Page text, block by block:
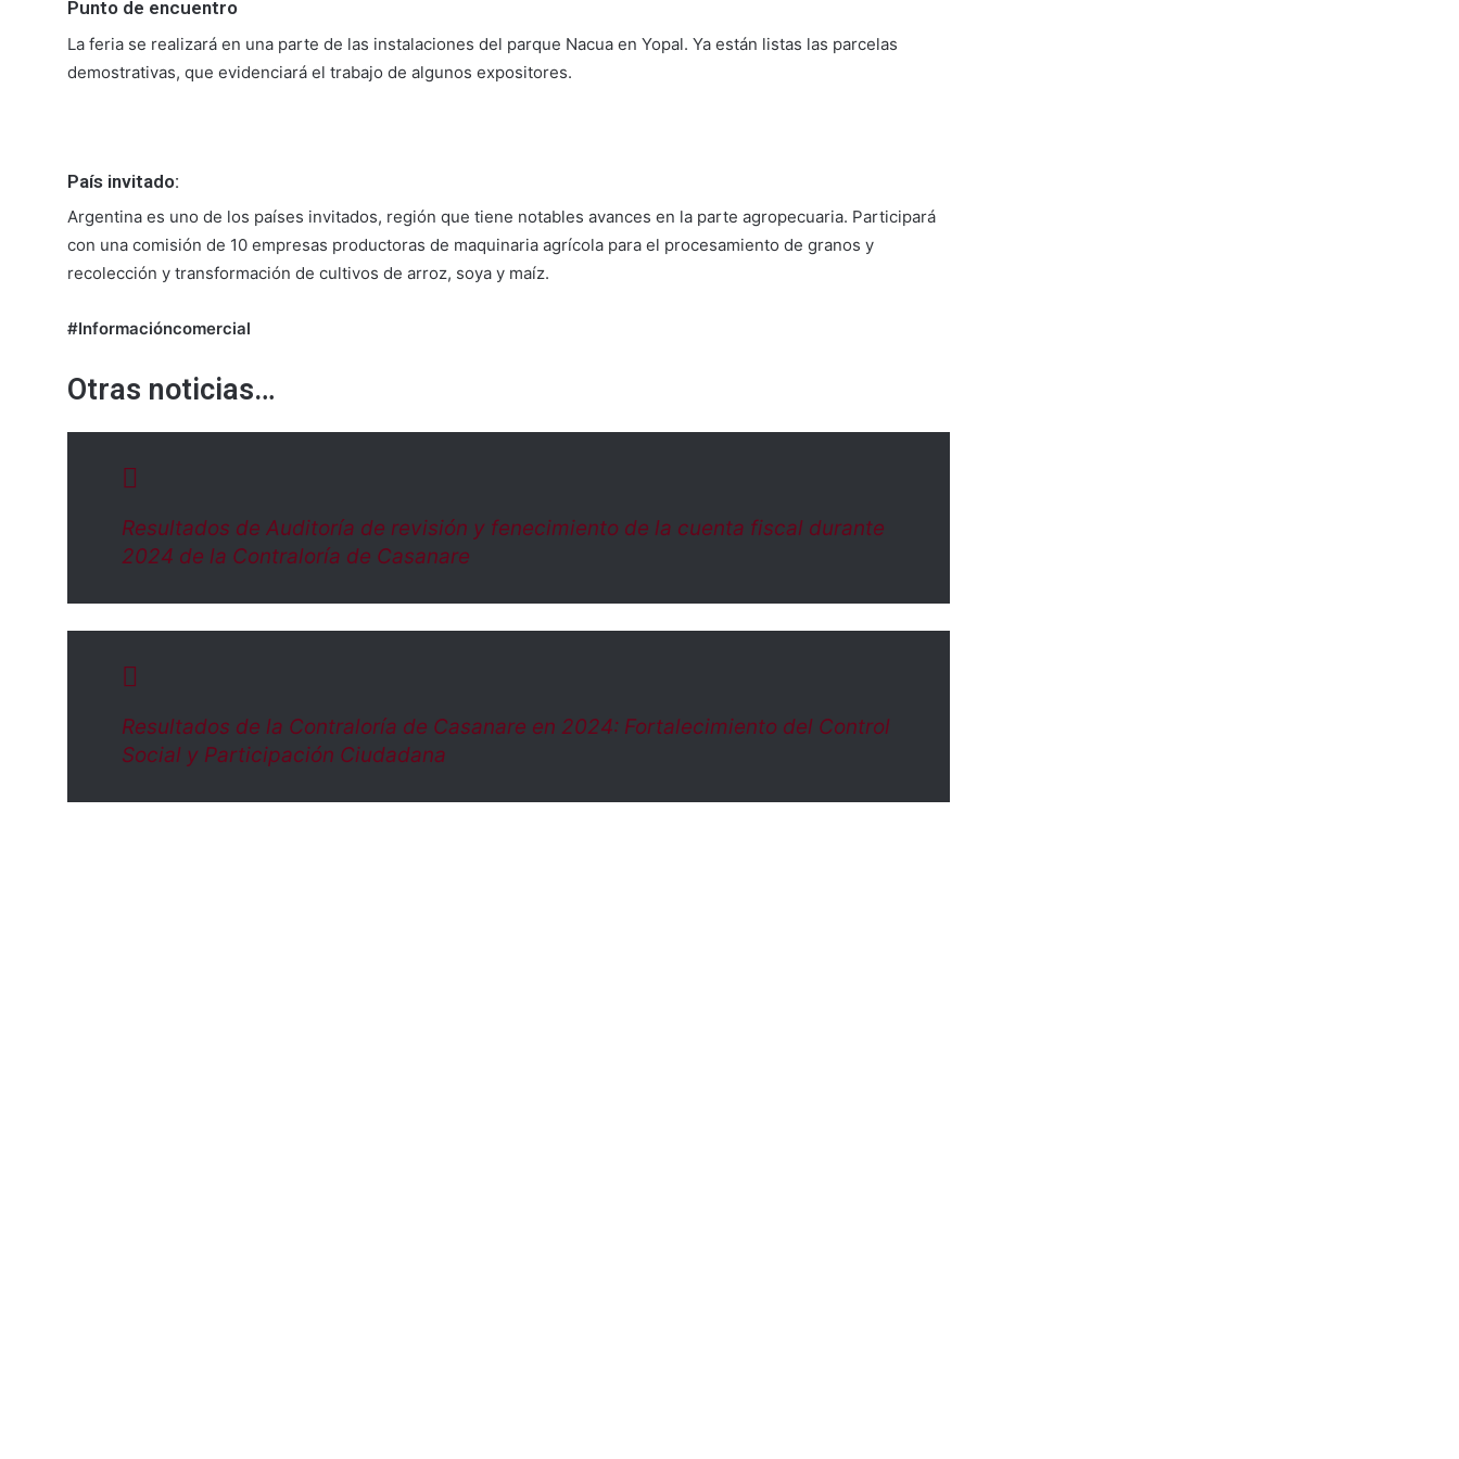
Punto de encuentro
La feria se realizará en una parte de las instalaciones del parque Nacua en Yopal. Ya están listas las parcelas
demostrativas, que evidenciará el trabajo de algunos expositores.
País invitado:
Argentina es uno de los países invitados, región que tiene notables avances en la parte agropecuaria. Participará
con una comisión de 10 empresas productoras de maquinaria agrícola para el procesamiento de granos y
recolección y transformación de cultivos de arroz, soya y maíz.
#Informacióncomercial
Otras noticias…
Resultados de Auditoría de revisión y fenecimiento de la cuenta fiscal durante
2024 de la Contraloría de Casanare
Resultados de la Contraloría de Casanare en 2024: Fortalecimiento del Control
Social y Participación Ciudadana